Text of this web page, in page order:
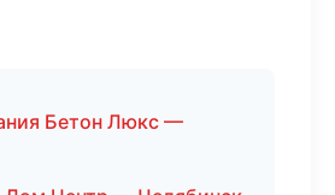
Бетон Люкс —